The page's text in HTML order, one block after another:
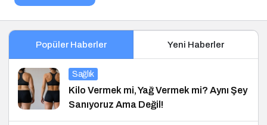
Popüler Haberler Yeni Haberler
Sağlık
Kilo Vermek mi, Yağ Vermek mi? Aynı Şey
Sanıyoruz Ama Değil!